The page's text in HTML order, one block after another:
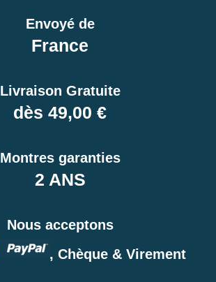
Envoyé de
France
Livraison Gratuite
dès 49,00 €
Montres garanties
2 ANS
Nous acceptons
, Chèque & Virement